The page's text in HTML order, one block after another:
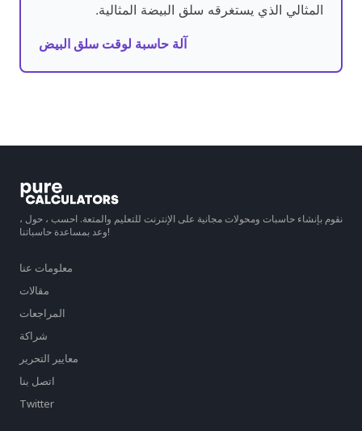
المثالي الذي يستغرقه سلق البيضة المثالية.
آلة حاسبة لوقت سلق البيض
نقوم بإنشاء حاسبات ومحولات مجانية على الإنترنت للتعليم والمتعة. احسب ، حول ،
وعد بمساعدة حاسباتنا!
معلومات عنا
مقالات
المراجعات
شراكة
معايير التحرير
اتصل بنا
Twitter